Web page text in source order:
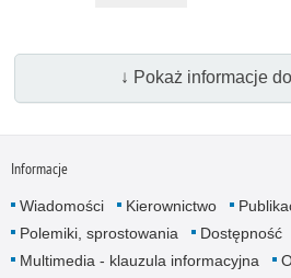
↓ Pokaż informacje
Informacje
Wiadomości Kierownictwo
Polemiki, sprosto­wania
Dostępność
Multimedia - klauzula informa­cyjna